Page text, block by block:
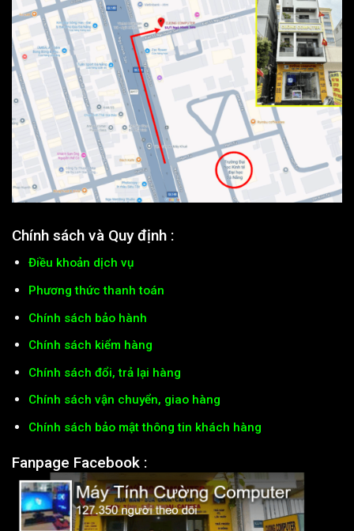
Chính sách và Quy định :
Điều khoản dịch vụ
Phương thức thanh toán
Chính sách bảo hành
Chính sách kiểm hàng
Chính sách đổi, trả lại hàng
Chính sách vận chuyển, giao hàng
Chính sách bảo mật thông tin khách hàng
Fanpage Facebook :